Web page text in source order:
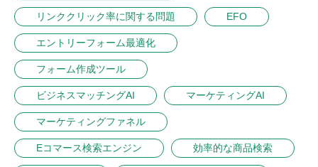
リンククリック率に関する問題 EFO
エントリーフォーム最適化
フォーム作成ツール
ビジネスマッチングAI マーケティングAI
マーケティングファネル
Eコマース検索エンジン 効率的な商品検索